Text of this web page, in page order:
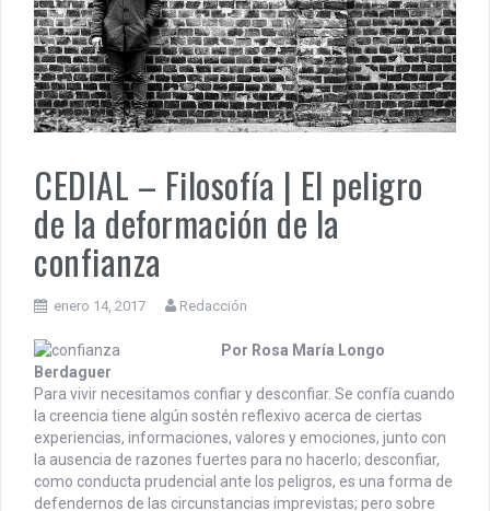
PENSAR UNA SEÑAL | Se echan los dados éticos de la
sustentibilidad. | 6 DE AGOSTO: SOBERANIA TERRITORIAL,
ECONOMICA Y POLITICA
DOCUMENTO CEDIAL | Repudiamos las declaraciones ofensivas
CEDIAL – Filosofía | El peligro
de la deformación de la
confianza
enero 14, 2017 Redacción
Por Rosa María Longo
Berdaguer
Para vivir necesitamos confiar y desconfiar. Se confía cuando
la creencia tiene algún sostén reflexivo acerca de ciertas
experiencias, informaciones, valores y emociones, junto con
la ausencia de razones fuertes para no hacerlo; desconfiar,
como conducta prudencial ante los peligros, es una forma de
defendernos de las circunstancias imprevistas; pero sobre